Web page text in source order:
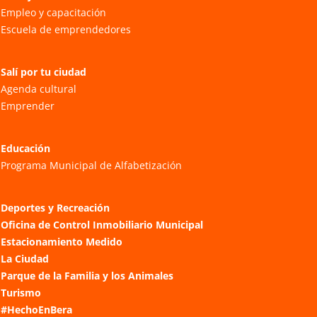
Empleo y capacitación
Escuela de emprendedores
Salí por tu ciudad
Agenda cultural
Emprender
Educación
Programa Municipal de Alfabetización
Deportes y Recreación
Oficina de Control Inmobiliario Municipal
Estacionamiento Medido
La Ciudad
Parque de la Familia y los Animales
Turismo
#HechoEnBera